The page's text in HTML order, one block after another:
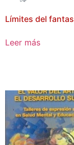
Límites del
Leer más